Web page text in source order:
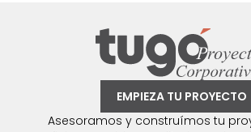
EMPIEZA TU PROYECTO
Asesoramos y construímos tu